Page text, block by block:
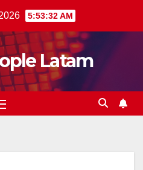
5:53:34 AM
Latam